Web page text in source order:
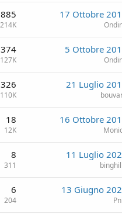
885
214K
17 Ottobre
374
127K
5 Ottobre
326
110K
21 Luglio
18
12K
16 Ottobre
8
311
11 Luglio
6
204
13 Giugno